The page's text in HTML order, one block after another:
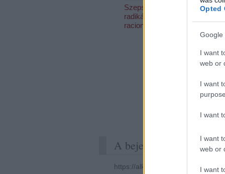
Opted
Google
I want
web or
I want
I want
I want
web or
I want
Szepsy és a
radikális
racionalizmus
Pannon
A bejegyzés trackback
https://alkoholista.blog.hu/api/